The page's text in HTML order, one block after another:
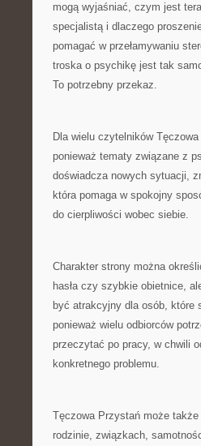
mogą wyjaśniać, czym jest
specjalistą i dlaczego
pomagać w przełamywaniu
troska o psychikę jest tak
To potrzebny przekaz.
Dla wielu czytelników
ponieważ tematy związane z
doświadcza nowych sytuacji,
która pomaga w spokojny
do cierpliwości wobec siebie.
Charakter strony można
hasła czy szybkie obietnice,
być atrakcyjny dla osób, które
ponieważ wielu odbiorców
przeczytać po pracy, w chwili
konkretnego problemu.
Tęczowa Przystań może
rodzinie, związkach,